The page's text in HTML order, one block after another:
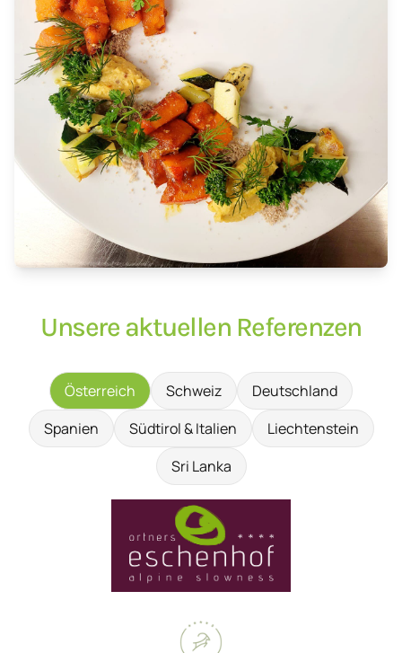
Unsere aktuellen Referenzen
Österreich Schweiz
Deutschland
Spanien
Südtirol & Italien
Liechtenstein
Sri Lanka